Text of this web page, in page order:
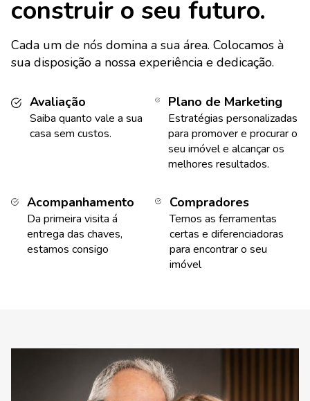
construir o seu futuro.
Cada um de nós domina a sua área. Colocamos à
sua disposição a nossa experiência e dedicação.
Avaliação
Saiba quanto vale a sua
casa sem custos.
Plano de Marketing
Estratégias personalizadas
para promover e procurar o
seu imóvel e alcançar os
melhores resultados.
Acompanhamento
Da primeira visita á
entrega das chaves,
estamos consigo
Compradores
Temos as ferramentas
certas e diferenciadoras
para encontrar o seu
imóvel